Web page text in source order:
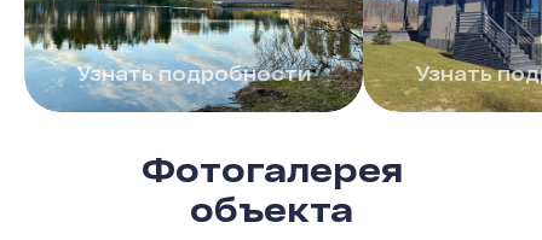
Узнать подробности Узнать
Фотогалерея
объекта